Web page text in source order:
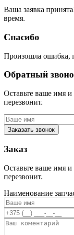
Ваша заявка
время.
Спасибо
Произошла ошибка,
Обратный
Оставьте ваше имя
перезвонит.
Заказать звонок
Заказ
Оставьте ваше имя
перезвонит.
Наименование